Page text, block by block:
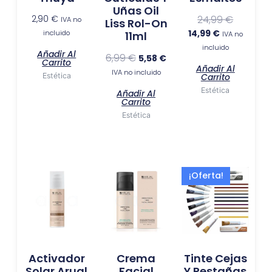
2,90€ IVA no
incluido
Añadir Al
Carrito
Estética
Uñas Oil
Liss Rol-On
11ml
6,99€ 5,58 €
IVA no incluido
Añadir Al
Carrito
Estética
24,99€
14,99 € IVA no
incluido
Añadir Al
Carrito
Estética
Activador
Crema
¡Oferta!
Tinte Cejas
El
precio
original
era:
9,90 €.
es:
7,72 €.